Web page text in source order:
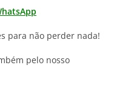
para não perder nada!
pelo nosso